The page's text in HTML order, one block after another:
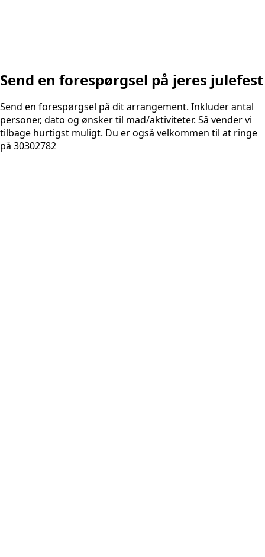
Send en forespørgsel på jeres julefest
Send en forespørgsel på dit arrangement. Inkluder antal
personer, dato og ønsker til mad/aktiviteter. Så vender vi
tilbage hurtigst muligt. Du er også velkommen til at ringe
på 30302782